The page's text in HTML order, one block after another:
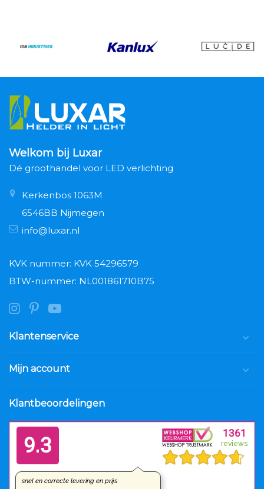
Welkom bij Luxar
Dé groothandel voor LED verlichting
Kerkenbos 1063M
6546BB Nijmegen
info@luxar.nl
KVK nummer: KVK 54296579
BTW-nummer: NL001861710B75
Klantenservice
Mijn account
Klantbeoordelingen